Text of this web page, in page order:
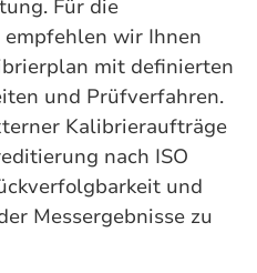
Für die
wir Ihnen
mit definierten
und Prüfverfahren.
Kalibrieraufträge
nach ISO
und
Messergebnisse zu